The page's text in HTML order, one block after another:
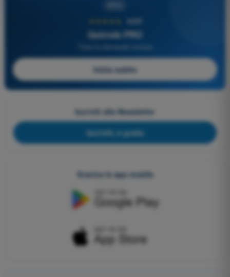
4,6/5
Quizvds PRO
Inizia subito
Iscriviti alla Newsletter
Iscriviti, è gratis
Scarica le app mobile